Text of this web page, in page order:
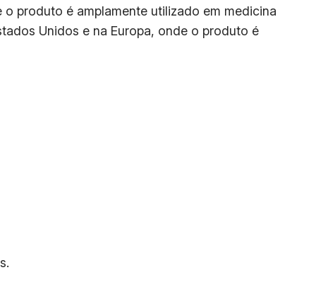
produto é amplamente utilizado em medicina
Unidos e na Europa, onde o produto é